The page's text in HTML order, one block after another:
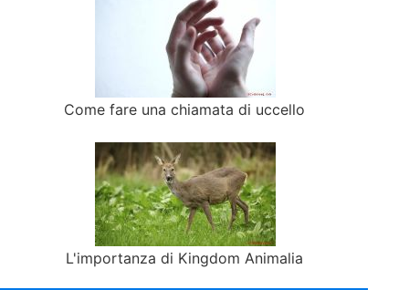
Come fare una chiamata di uccello
L'importanza di Kingdom Animalia